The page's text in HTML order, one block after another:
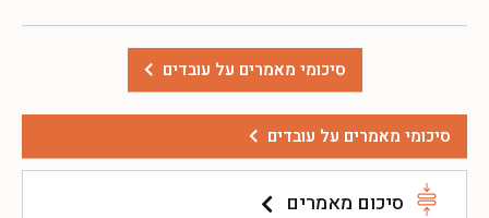
סיכומי מאמרים על עובדים
סיכום מאמרים
סיכומי מאמרים על עובדים